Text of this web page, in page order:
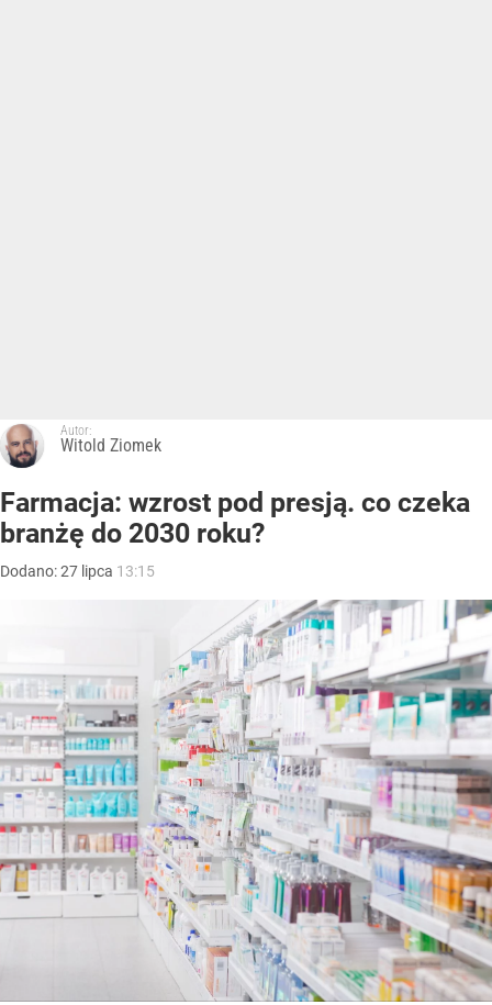
Autor:
Witold Ziomek
Farmacja: wzrost pod presją. co czeka
branżę do 2030 roku?
Dodano:27 lipca 13:15